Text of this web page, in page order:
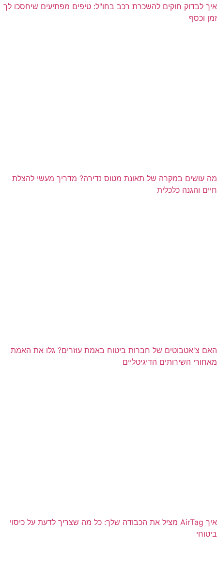
איך לבדוק חוקים להשכרת רכב בחו"ל: טיפים מפתיעים שיחסכו לך
זמן וכסף
מה עושים במקרה של תאונת מטוס נדירה? מדריך מעשי להצלת
חיים והגנה כלכלית
האם צ'אטבוטים של חברות ביטוח באמת עוזרים? גלו את האמת
מאחורי השירותים הדיגיטליים
איך AirTag מציל את הכבודה שלך: כל מה שצריך לדעת על כיסוי
ביטוחי